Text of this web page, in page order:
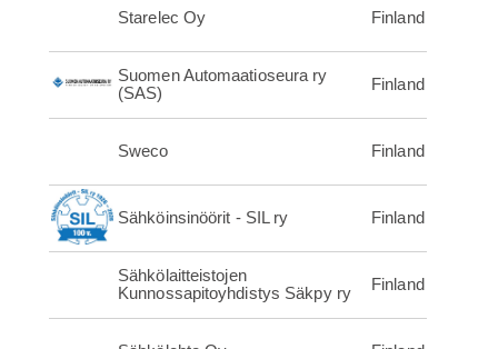
Starelec Oy Finland
Suomen Automaatioseura ry
(SAS)
Finland
Sweco Finland
Sähköinsinöörit - SIL ry Finland
Sähkölaitteistojen
Kunnossapitoyhdistys Säkpy ry
Finland